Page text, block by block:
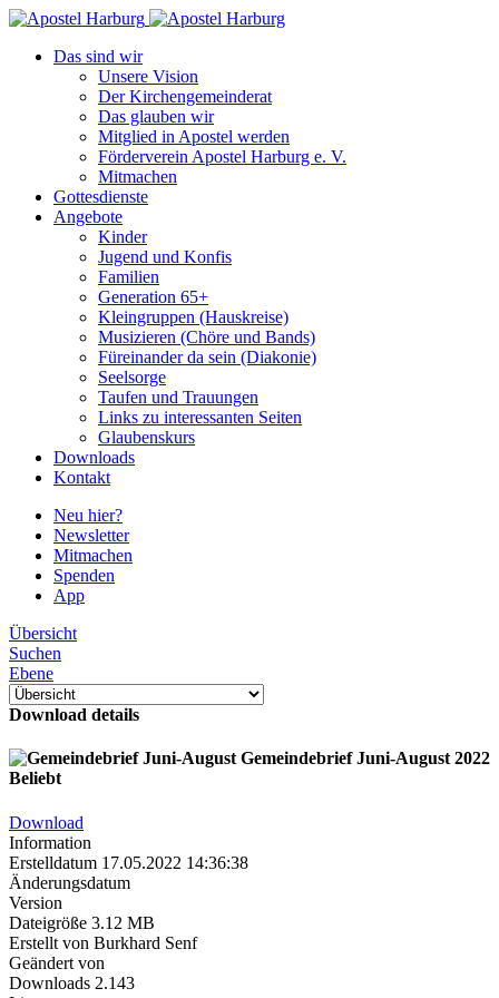
Das sind wir
Unsere Vision
Der Kirchengemeinderat
Das glauben wir
Mitglied in Apostel werden
Förderverein Apostel Harburg e. V.
Mitmachen
Gottesdienste
Angebote
Kinder
Jugend und Konfis
Familien
Generation 65+
Kleingruppen (Hauskreise)
Musizieren (Chöre und Bands)
Füreinander da sein (Diakonie)
Seelsorge
Taufen und Trauungen
Links zu interessanten Seiten
Glaubenskurs
Downloads
Kontakt
Neu hier?
Newsletter
Mitmachen
Spenden
App
Übersicht
Suchen
Ebene
Download details
Gemeindebrief Juni-August 2022
Beliebt
Download
Information
Erstelldatum 17.05.2022 14:36:38
Änderungsdatum
Version
Dateigröße 3.12 MB
Erstellt von Burkhard Senf
Geändert von
Downloads 2.143